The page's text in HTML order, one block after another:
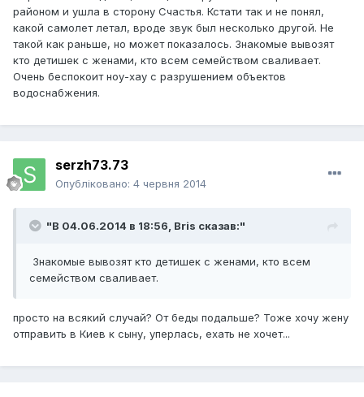
районом и ушла в сторону Счастья. Кстати так и не понял,
какой самолет летал, вроде звук был несколько другой. Не
такой как раньше, но может показалось. Знакомые вывозят
кто детишек с женами, кто всем семейством сваливает.
Очень беспокоит ноу-хау с разрушением объектов
водоснабжения.
serzh73.73
Опубліковано: 4 червня 2014
"В 04.06.2014 в 18:56, Bris сказав:"
Знакомые вывозят кто детишек с женами, кто всем
семейством сваливает.
просто на всякий случай? От беды подальше? Тоже хочу жену
отправить в Киев к сыну, уперлась, ехать не хочет...